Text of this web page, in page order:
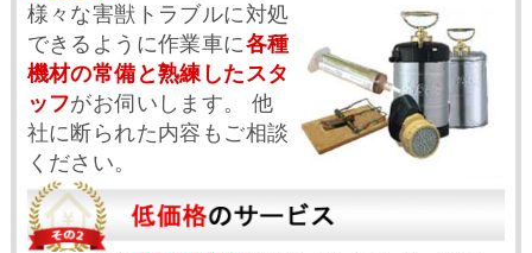
様々な害獣トラブルに対処
できるように作業車に各種
機材の常備と熟練したスタ
ッフがお伺いします。 他
社に断られた内容もご相談
ください。